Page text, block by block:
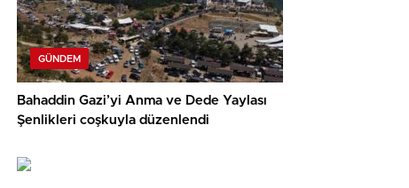
GÜNDEM
Bahaddin Gazi’yi Anma ve Dede Yaylası
Şenlikleri coşkuyla düzenlendi